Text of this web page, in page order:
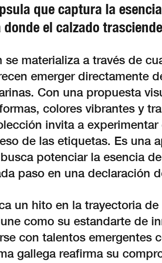
que captura la
el calzado
se materializa a través de
emerger directamente
Con una propuesta
colores vibrantes y
invita a
de las etiquetas. Es una
potenciar la esencia
paso en una declaración
un hito en la trayectoria de
como su estandarte de
con talentos emergentes
gallega reafirma su